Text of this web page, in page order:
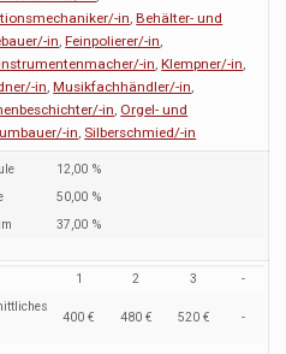
in,Behälter- und
in,Feinpolierer/-in,
in,Klempner/-in,
in,Musikfachhändler/-in,
in,Orgel- und
in, Silberschmied/-in
12,00 %
50,00 %
37,00 %
1 2 3
-
400 € 480 € 520 € -